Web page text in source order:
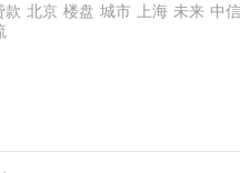
款 北京 楼盘 城市 上海 未来 中信